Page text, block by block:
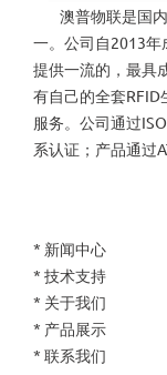
澳普物联是国内
一。公司自2013年
提供一流的，最具
有自己的全套
服务。公司通过
系认证；产品通过
* 新闻中心
* 技术支持
* 关于我们
* 产品展示
* 联系我们